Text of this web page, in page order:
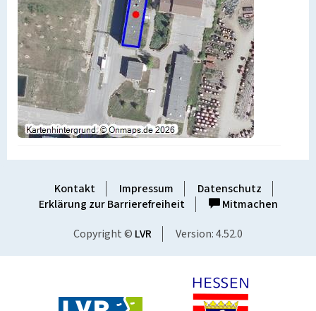
Kontakt Impressum
Datenschutz
Erklärung zur Barrierefreiheit
Mitmachen
Copyright © LVR Version: 4.52.0